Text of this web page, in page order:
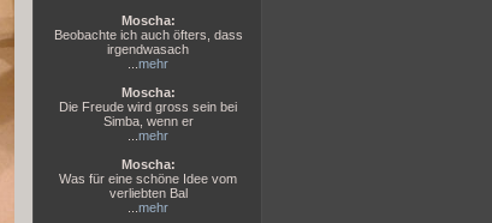
Moscha:
Beobachte ich auch öfters, dass
irgendwasach
mehr
Moscha:
Die Freude wird gross sein bei
Simba, wenn er
mehr
Moscha:
Was für eine schöne Idee vom
verliebten Bal
mehr